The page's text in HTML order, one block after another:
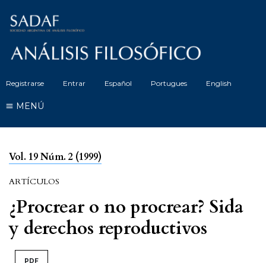
Registrarse Entrar Español Portugues English
MENÚ
Vol. 19 Núm. 2 (1999)
ARTÍCULOS
¿Procrear o no procrear? Sida
y derechos reproductivos
PDF